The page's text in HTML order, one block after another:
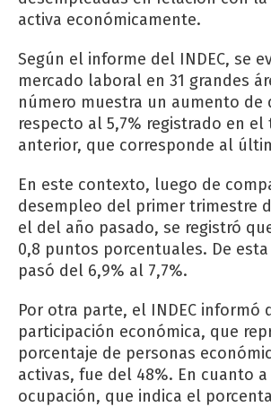
activa económicamente.
Según el informe del INDEC, se
mercado laboral en 31 grandes
número muestra un aumento de
respecto al 5,7% registrado en el
anterior, que corresponde al
En este contexto, luego de
desempleo del primer trimestre
el del año pasado, se registró
0,8 puntos porcentuales. De
pasó del 6,9% al 7,7%.
Por otra parte, el INDEC informó
participación económica, que
porcentaje de personas
activas, fue del 48%. En cuanto
ocupación, que indica el